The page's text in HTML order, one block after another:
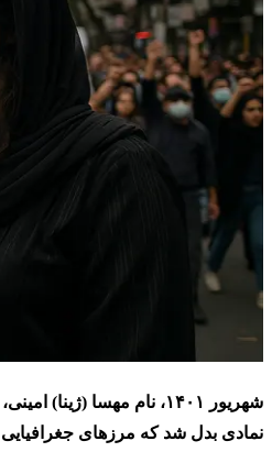
نمادی بدل شد که مرزهای جغرافیایی